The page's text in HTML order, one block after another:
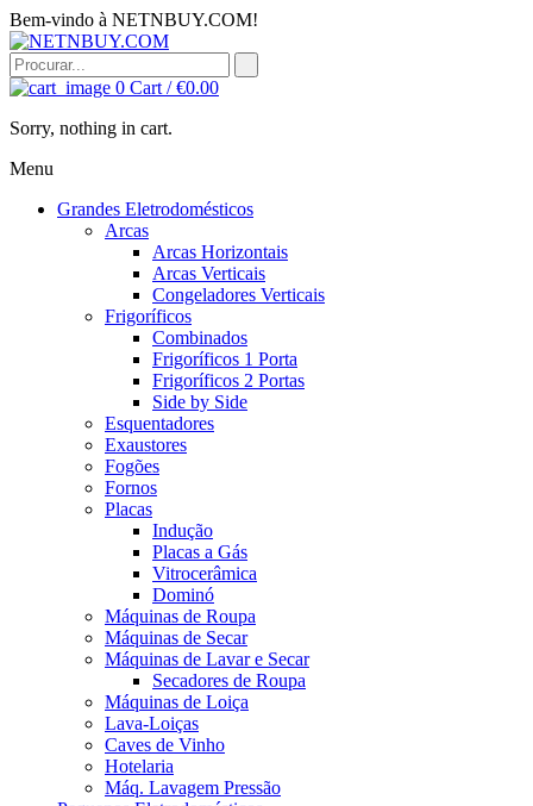
Bem-vindo à NETNBUY.COM!
0 Cart /€0.00
Sorry, nothing in cart.
Menu
Grandes Eletrodomésticos
Arcas
Arcas Horizontais
Arcas Verticais
Congeladores Verticais
Frigoríficos
Combinados
Frigoríficos 1 Porta
Frigoríficos 2 Portas
Side by Side
Esquentadores
Exaustores
Fogões
Fornos
Placas
Indução
Placas a Gás
Vitrocerâmica
Dominó
Máquinas de Roupa
Máquinas de Secar
Máquinas de Lavar e Secar
Secadores de Roupa
Máquinas de Loiça
Lava-Loiças
Caves de Vinho
Hotelaria
Máq. Lavagem Pressão